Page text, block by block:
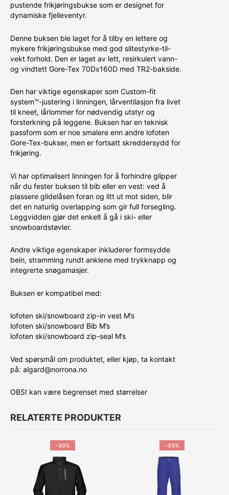
pustende frikjøringsbukse som er designet for
dynamiske fjelleventyr.
Denne buksen ble laget for å tilby en lettere og
mykere frikjøringsbukse med god slitestyrke-til-
vekt forhold. Den er laget av lett, resirkulert vann-
og vindtett Gore-Tex 70Dx160D med TR2-bakside.
Den har viktige egenskaper som Custom-fit
system™-justering i linningen, lårventilasjon fra livet
til kneet, lårlommer for nødvendig utstyr og
forsterkning på leggene. Buksen har en teknisk
passform som er noe smalere enn andre lofoten
Gore-Tex-bukser, men er fortsatt skreddersydd for
frikjøring.
Vi har optimalisert linningen for å forhindre glipper
når du fester buksen til bib eller en vest: ved å
plassere glidelåsen foran og litt ut mot siden, blir
det en naturlig overlapping som gir full forsegling.
Leggvidden gjør det enkelt å gå i ski- eller
snowboardstøvler.
Andre viktige egenskaper inkluderer formsydde
bein, stramming rundt anklene med trykknapp og
integrerte snøgamasjer.
Buksen er kompatibel med:
lofoten ski/snowboard zip-in vest M’s
lofoten ski/snowboard Bib M’s
lofoten ski/snowboard zip-seal M’s
Ved spørsmål om produktet, eller kjøp, ta kontakt
på: algard@norrona.no
OBS! kan være begrenset med størrelser
RELATERTE PRODUKTER
-30% -33%